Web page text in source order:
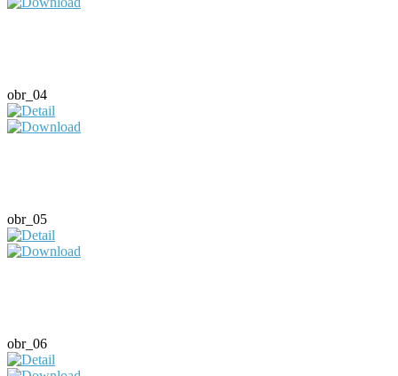
obr_04
obr_05
obr_06